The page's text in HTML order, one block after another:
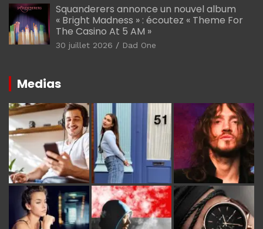
Squanderers annonce un nouvel album
« Bright Madness » : écoutez « Theme For
The Casino At 5 AM »
30 juillet 2026 Dad One
Medias